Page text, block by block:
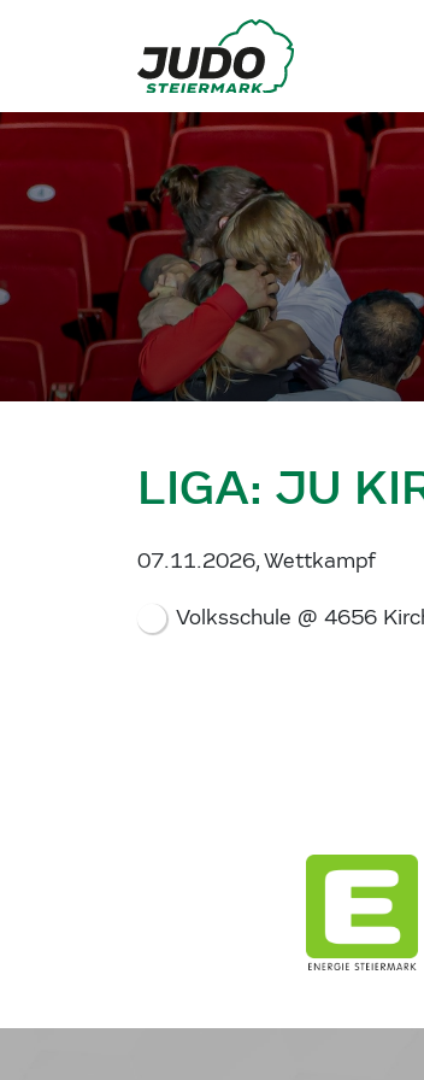
LIGA: JU
07.11.2026, Wettkampf
Volksschule @ 4656